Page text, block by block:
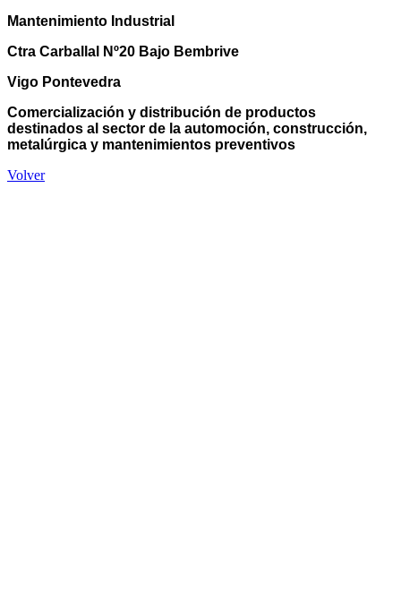
Mantenimiento Industrial
Ctra Carballal Nº20 Bajo Bembrive
Vigo Pontevedra
Comercialización y distribución de productos
destinados al sector de la automoción, construcción,
metalúrgica y mantenimientos preventivos
Volver